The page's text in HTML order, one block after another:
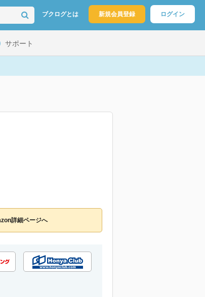
ブクログとは 新規会員登録 ログイン
サポート
詳細ページへ